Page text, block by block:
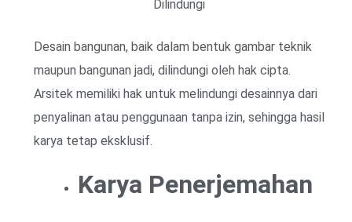
Dilindungi
Desain bangunan, baik dalam bentuk gambar teknik
maupun bangunan jadi, dilindungi oleh hak cipta.
Arsitek memiliki hak untuk melindungi desainnya dari
penyalinan atau penggunaan tanpa izin, sehingga hasil
karya tetap eksklusif.
Karya Penerjemahan